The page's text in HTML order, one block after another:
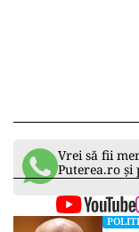
Vrei să fii
Puterea.ro și